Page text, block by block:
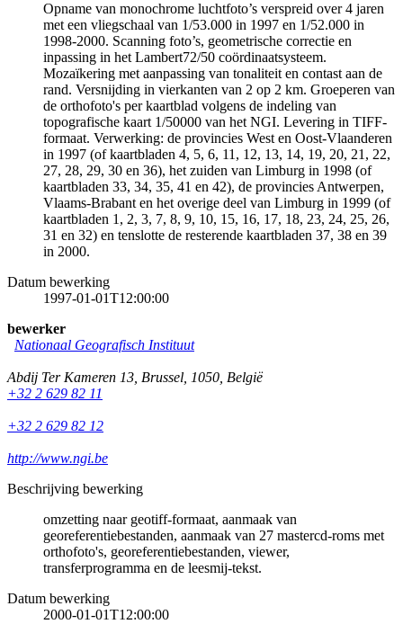
Opname van monochrome luchtfoto’s verspreid over 4 jaren
met een vliegschaal van 1/53.000 in 1997 en 1/52.000 in
1998-2000. Scanning foto’s, geometrische correctie en
inpassing in het Lambert72/50 coördinaatsysteem.
Mozaïkering met aanpassing van tonaliteit en contast aan de
rand. Versnijding in vierkanten van 2 op 2 km. Groeperen van
de orthofoto's per kaartblad volgens de indeling van
topografische kaart 1/50000 van het NGI. Levering in TIFF-
formaat. Verwerking: de provincies West en Oost-Vlaanderen
in 1997 (of kaartbladen 4, 5, 6, 11, 12, 13, 14, 19, 20, 21, 22,
27, 28, 29, 30 en 36), het zuiden van Limburg in 1998 (of
kaartbladen 33, 34, 35, 41 en 42), de provincies Antwerpen,
Vlaams-Brabant en het overige deel van Limburg in 1999 (of
kaartbladen 1, 2, 3, 7, 8, 9, 10, 15, 16, 17, 18, 23, 24, 25, 26,
31 en 32) en tenslotte de resterende kaartbladen 37, 38 en 39
in 2000.
Datum bewerking
1997-01-01T12:00:00
bewerker
Nationaal Geografisch Instituut
Abdij Ter Kameren 13 Brussel 1050 België
+32 2 629 82 11
+32 2 629 82 12
http://www.ngi.be
Beschrijving bewerking
omzetting naar geotiff-formaat, aanmaak van
georeferentiebestanden, aanmaak van 27 mastercd-roms met
orthofoto's, georeferentiebestanden, viewer,
transferprogramma en de leesmij-tekst.
Datum bewerking
2000-01-01T12:00:00